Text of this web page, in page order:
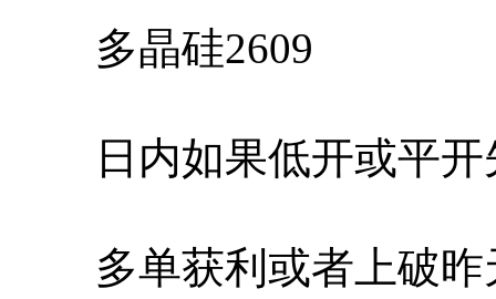
多晶硅2609
日内如果低开或平开
多单获利或者上破昨